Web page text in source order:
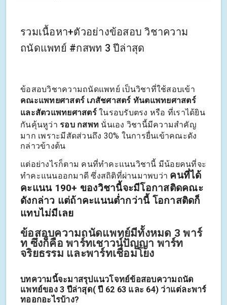
รวมเนื้อหา+ตัวอย่างข้อสอบ วิชาความ
ถนัดแพทย์ #กสพท 3 ปีล่าสุด
ข้อสอบวิชาความถนัดแพทย์ เป็นวิชาที่ใช้สอบเข้า
คณะแพทยศาสตร์ เภสัชศาสตร์ ทันตแพทยศาสตร์
และสัตวแพทยศาสตร์ ในรอบรับตรง หรือ ที่เราได้ยิน
กันคุ้นหูว่า รอบ กสพท นั่นเอง วิชานี้มีความสำคัญ
มาก เพราะมีสัดส่วนถึง 30% ในการยื่นเข้าคณะดัง
กล่าวข้างต้น
แต่อย่างไรก็ตาม คนที่ทำคะแนนวิชานี้ มีน้อยคนที่จะ
ทำคะแนนออกมาดี ซึ่งสถิติที่ผ่านมาพบว่า คนที่ได้
คะแนน 190+ ของวิชานี้จะมีโอกาสติดคณะ
ดังกล่าว แต่ถ้าคะแนนต่ำกว่านี้ โอกาสติดก็
แทบไม่มีเลย
ข้อสอบความถนัดแพทย์มีทั้งหมด 3 พาร์
ท ซึ่งก็คือ พาร์ทเชาวน์ปัญญา พาร์ท
จริยธรรม และพาร์ทเชื่อมโยง
บทความนี้จะมาสรุปแนวโจทย์ข้อสอบความถนัด
แพทย์ของ 3 ปีล่าสุด( ปี 62 63 และ 64) ว่าแต่ละพาร์
ทออกอะไรบ้าง?